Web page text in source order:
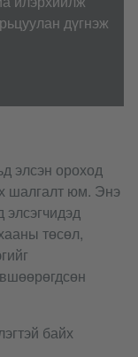
дүгнэж
элсэн ороход
шалгалт юм. Энэ
элсэгчидэд
төсөл,
байх